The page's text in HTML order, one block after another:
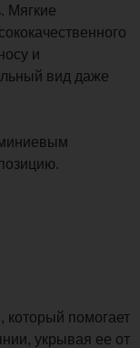
Мягкие
и
вид даже
который помогает
укрывая ее от